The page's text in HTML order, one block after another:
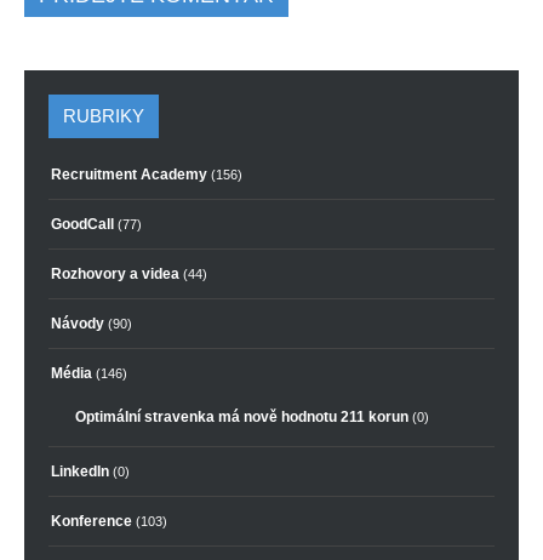
RUBRIKY
Recruitment Academy (156)
GoodCall (77)
Rozhovory a videa (44)
Návody (90)
Média (146)
Optimální stravenka má nově hodnotu 211 korun (0)
LinkedIn (0)
Konference (103)